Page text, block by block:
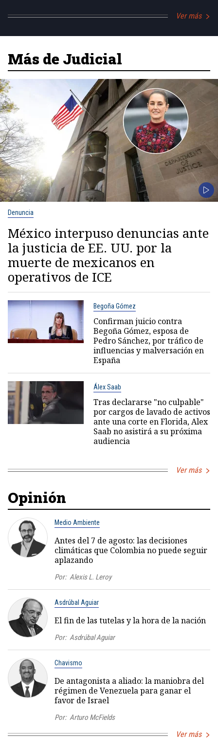
Ver más
Más de Judicial
Denuncia
México interpuso denuncias ante
la justicia de EE. UU. por la
muerte de mexicanos en
operativos de ICE
Begoña Gómez
Confirman juicio contra
Begoña Gómez, esposa de
Pedro Sánchez, por tráfico de
influencias y malversación en
España
Álex Saab
Tras declararse "no culpable"
por cargos de lavado de activos
ante una corte en Florida, Alex
Saab no asistirá a su próxima
audiencia
Ver más
Opinión
Medio Ambiente
Antes del 7 de agosto: las decisiones
climáticas que Colombia no puede seguir
aplazando
Por: Alexis L. Leroy
Asdrúbal Aguiar
El fin de las tutelas y la hora de la nación
Por: Asdrúbal Aguiar
Chavismo
De antagonista a aliado: la maniobra del
régimen de Venezuela para ganar el
favor de Israel
Por: Arturo McFields
Ver más